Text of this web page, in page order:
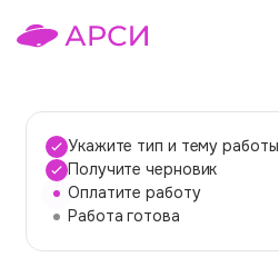
Темы работ
О сервисе
Укажите тип и тему работы
Получите черновик
Оплатите работу
Работа готова